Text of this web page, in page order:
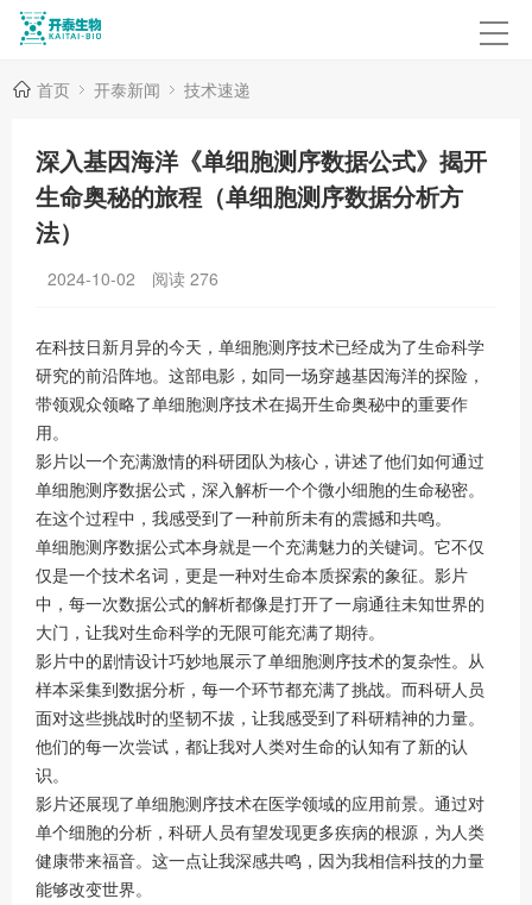
首页 开泰新闻 技术速递
深入基因海洋《单细胞测序数据公式》揭开
生命奥秘的旅程（单细胞测序数据分析方
法）
2024-10-02 阅读 276
在科技日新月异的今天，单细胞测序技术已经成为了生命科学
研究的前沿阵地。这部电影，如同一场穿越基因海洋的探险，
带领观众领略了单细胞测序技术在揭开生命奥秘中的重要作
用。
影片以一个充满激情的科研团队为核心，讲述了他们如何通过
单细胞测序数据公式，深入解析一个个微小细胞的生命秘密。
在这个过程中，我感受到了一种前所未有的震撼和共鸣。
单细胞测序数据公式本身就是一个充满魅力的关键词。它不仅
仅是一个技术名词，更是一种对生命本质探索的象征。影片
中，每一次数据公式的解析都像是打开了一扇通往未知世界的
大门，让我对生命科学的无限可能充满了期待。
影片中的剧情设计巧妙地展示了单细胞测序技术的复杂性。从
样本采集到数据分析，每一个环节都充满了挑战。而科研人员
面对这些挑战时的坚韧不拔，让我感受到了科研精神的力量。
他们的每一次尝试，都让我对人类对生命的认知有了新的认
识。
影片还展现了单细胞测序技术在医学领域的应用前景。通过对
单个细胞的分析，科研人员有望发现更多疾病的根源，为人类
健康带来福音。这一点让我深感共鸣，因为我相信科技的力量
能够改变世界。